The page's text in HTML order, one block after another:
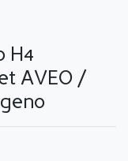
H4
AVEO /